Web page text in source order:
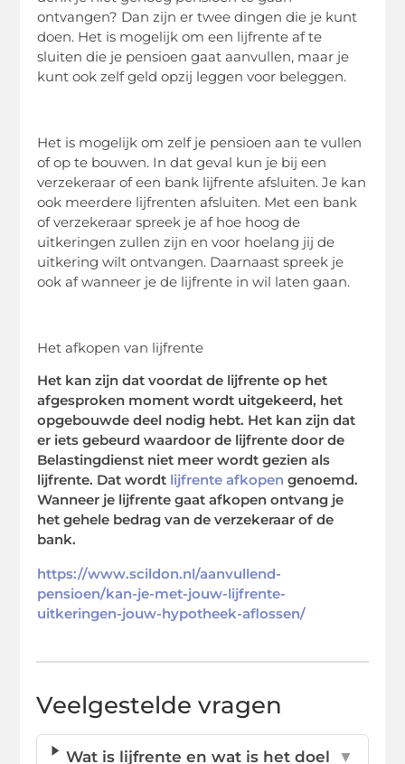
ontvangen? Dan zijn er twee dingen die je kunt
doen. Het is mogelijk om een lijfrente af te
sluiten die je pensioen gaat aanvullen, maar je
kunt ook zelf geld opzij leggen voor beleggen.
Het is mogelijk om zelf je pensioen aan te vullen
of op te bouwen. In dat geval kun je bij een
verzekeraar of een bank lijfrente afsluiten. Je kan
ook meerdere lijfrenten afsluiten. Met een bank
of verzekeraar spreek je af hoe hoog de
uitkeringen zullen zijn en voor hoelang jij de
uitkering wilt ontvangen. Daarnaast spreek je
ook af wanneer je de lijfrente in wil laten gaan.
Het afkopen van lijfrente
Het kan zijn dat voordat de lijfrente op het
afgesproken moment wordt uitgekeerd, het
opgebouwde deel nodig hebt. Het kan zijn dat
er iets gebeurd waardoor de lijfrente door de
Belastingdienst niet meer wordt gezien als
lijfrente. Dat wordt lijfrente afkopen genoemd.
Wanneer je lijfrente gaat afkopen ontvang je
het gehele bedrag van de verzekeraar of de
bank.
https://www.scildon.nl/aanvullend-
pensioen/kan-je-met-jouw-lijfrente-
uitkeringen-jouw-hypotheek-aflossen/
Veelgestelde vragen
Wat is lijfrente en wat is het doel ▼